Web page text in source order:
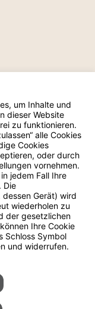
um Inhalte und
dieser Website
zu funktionieren.
alle Cookies
Cookies
oder durch
vornehmen.
jedem Fall Ihre
Die
Gerät) wird
wiederholen zu
der gesetzlichen
Ihre Cookie
Schloss Symbol
und widerrufen.